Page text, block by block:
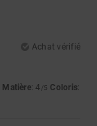
Achat vérifié
Matière: 4 /5 Coloris: